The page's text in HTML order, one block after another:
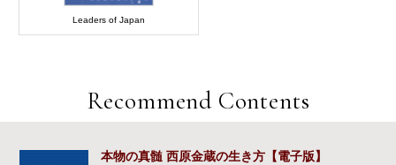
Leaders of Japan
Recommend Contents
本物の真髄 西原金蔵の生き方【電子版】